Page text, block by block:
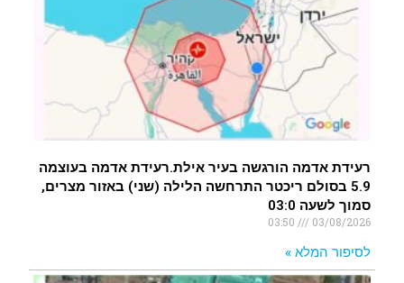
רעידת אדמה הורגשה בעיר אילת.רעידת אדמה בעוצמה
5.9 בסולם ריכטר התרחשה הלילה (שני) באזור מצרים,
סמוך לשעה 03:0
03/08/2026
לסיפור המלא »